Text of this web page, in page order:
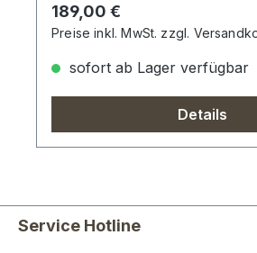
Regulärer Preis:
189,00 €
Preise inkl. MwSt. zzgl.
sofort ab Lager verfügbar
Details
Service Hotline